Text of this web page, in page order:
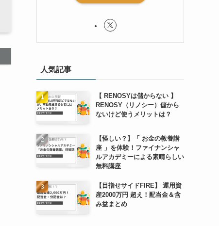
人気記事
【 RENOSYは儲からない 】
RENOSY（リノシー）儲から
ないけど使うメリットは？
【怪しい？】「 お金の教養講
座 」を体験！ファイナンシャ
ルアカデミーによる素晴らしい
無料講座
【目指せサイドFIRE】 運用資
産2000万円 超え！配当金＆含
み益まとめ